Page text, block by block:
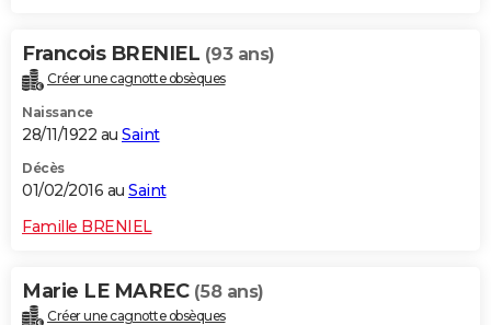
Francois BRENIEL (93 ans)
Créer une cagnotte obsèques
Naissance
28/11/1922 au Saint
Décès
01/02/2016 au Saint
Famille BRENIEL
Marie LE MAREC (58 ans)
Créer une cagnotte obsèques